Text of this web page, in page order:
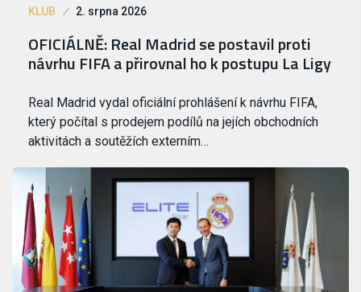
KLUB 2. srpna 2026
OFICIÁLNĚ: Real Madrid se postavil proti
návrhu FIFA a přirovnal ho k postupu La Ligy
Real Madrid vydal oficiální prohlášení k návrhu FIFA,
který počítal s prodejem podílů na jejích obchodních
aktivitách a soutěžích externím…